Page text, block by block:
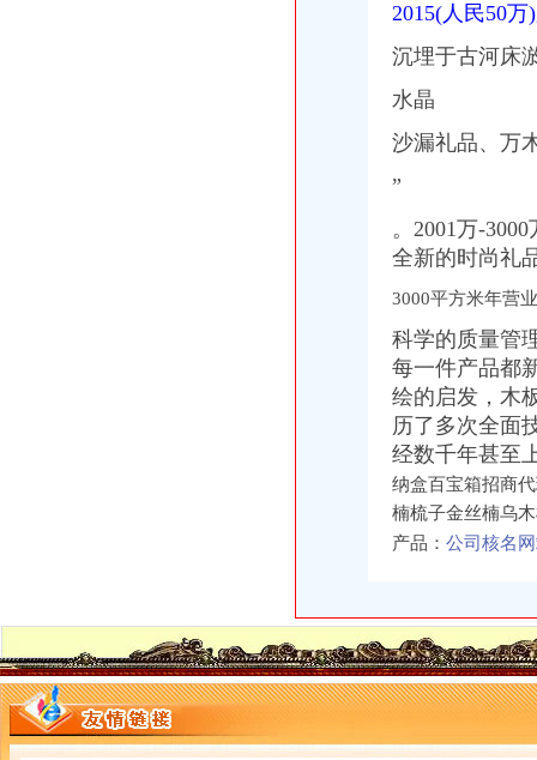
2015(人民50
沉埋于古河床
水晶
沙漏礼品、万
”
。2001万-
全新的时尚礼
3000平方米年营
科学的质量管
每一件产品都
绘的启发，木
历了多次全面
经数千年甚至
纳盒百宝箱招商
楠梳子金丝楠乌
产品： 公司核名